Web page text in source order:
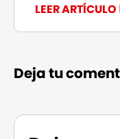
LEER
Deja tu